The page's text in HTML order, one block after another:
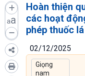
aa
Hoàn thiện
các hoạt
phép thuốc
02/12/2025